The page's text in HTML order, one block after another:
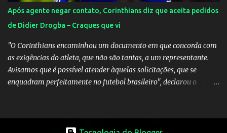
Após agente negar contato, Corinthians diz que aceita pedidos
de Didier Drogba – Craques que vi
"O Corinthians encaminhou um documento em que concorda com
as exigências do atleta, que não são tantas, a um representante.
Avisamos que é possível atender àquelas solicitações, que se
enquadram perfeitamente no futebol brasileiro", declarou o
empresário do marfinense disse que nunca houve negociação com
o clube paulista. "Nós jamais estivemos em contato com o